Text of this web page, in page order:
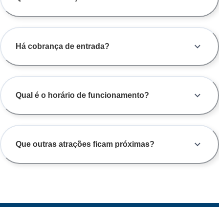
Há cobrança de entrada?
Qual é o horário de funcionamento?
Que outras atrações ficam próximas?